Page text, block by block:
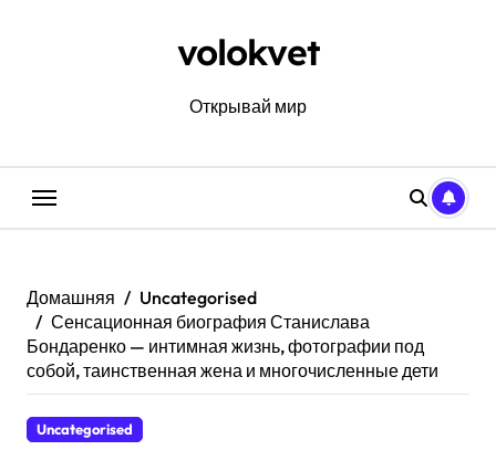
volokvet
Открывай мир
Домашняя
Uncategorised
Сенсационная биография Станислава
Бондаренко — интимная жизнь, фотографии под
собой, таинственная жена и многочисленные дети
Uncategorised